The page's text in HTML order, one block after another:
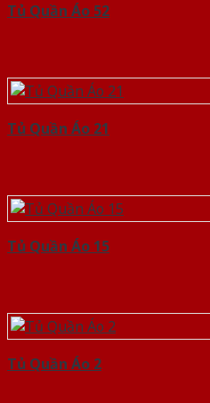
Tủ Quần Áo 52
Tủ Quần Áo 21
Tủ Quần Áo 15
Tủ Quần Áo 2